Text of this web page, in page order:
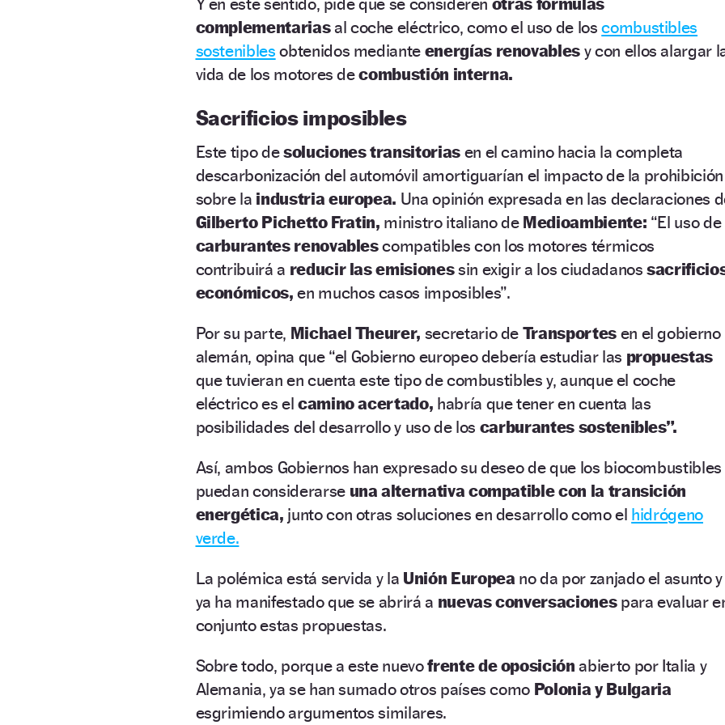
complementariasal coche eléctrico, como el uso de loscombustibles
sostenibles obtenidos mediante energías renovables y con ellos alargar
vida de los motores decombustión interna.
Sacrificios imposibles
Este tipo desoluciones transitoriasen el camino hacia la completa
descarbonización del automóvil amortiguarían el impacto de la prohibición
sobre la industria europea. Una opinión expresada en las declaraciones
Gilberto Pichetto Fratin, ministro italiano de Medioambiente: “El uso de
carburantes renovablescompatibles con los motores térmicos
contribuirá a reducir las emisionessin exigir a los ciudadanos
económicos, en muchos casos imposibles”.
Por su parte, Michael Theurer, secretario de Transportesen el gobierno
alemán, opina que “el Gobierno europeo debería estudiar las propuestas
que tuvieran en cuenta este tipo de combustibles y, aunque el coche
eléctrico es el camino acertado, habría que tener en cuenta las
posibilidades del desarrollo y uso de los carburantes sostenibles”.
Así, ambos Gobiernos han expresado su deseo de que los biocombustibles
puedan considerarse una alternativa compatible con la transición
energética, junto con otras soluciones en desarrollo como el hidrógeno
verde.
La polémica está servida y la Unión Europea no da por zanjado el asunto y
ya ha manifestado que se abrirá a nuevas conversacionespara evaluar
conjunto estas propuestas.
Sobre todo, porque a este nuevofrente de oposición abierto por Italia y
Alemania, ya se han sumado otros países como Polonia y Bulgaria
esgrimiendo argumentos similares.